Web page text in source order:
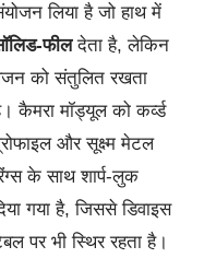
लिया है जो हाथ में
फीलदेता है, लेकिन
को संतुलित रखता
कैमरा मॉड्यूल को कर्व्ड
और सूक्ष्म मेटल
के साथ शार्प-लुक
गया है, जिससे डिवाइस
पर भी स्थिर रहता है।